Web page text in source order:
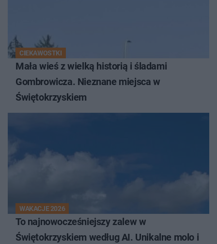
CIEKAWOSTKI
Mała wieś z wielką historią i śladami
Gombrowicza. Nieznane miejsca w
Świętokrzyskiem
WAKACJE 2026
To najnowocześniejszy zalew w
Świętokrzyskiem według AI. Unikalne molo i